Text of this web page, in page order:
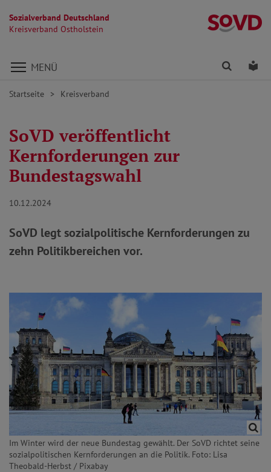
Sozialverband Deutschland
Kreisverband Ostholstein
Direkt zu den Inhalten springen
MENÜ Finden
Startseite Kreisverband
SoVD veröffentlicht
Kernforderungen zur
Bundestagswahl
10.12.2024
SoVD legt sozialpolitische Kernforderungen zu
zehn Politikbereichen vor.
Im Winter wird der neue Bundestag gewählt. Der SoVD richtet seine
sozialpolitischen Kernforderungen an die Politik. Foto: Lisa
Theobald-Herbst / Pixabay